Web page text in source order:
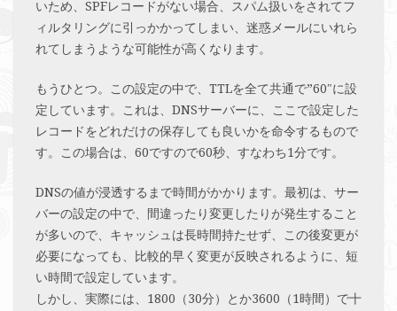
いため、SPFレコードがない場合、スパム扱いをされてフ
ィルタリングに引っかかってしまい、迷惑メールにいれら
れてしまうような可能性が高くなります。
もうひとつ。この設定の中で、TTLを全て共通で”60″に設
定しています。これは、DNSサーバーに、ここで設定した
レコードをどれだけの保存しても良いかを命令するもので
す。この場合は、60ですので60秒、すなわち1分です。
DNSの値が浸透するまで時間がかかります。最初は、サー
バーの設定の中で、間違ったり変更したりが発生すること
が多いので、キャッシュは長時間持たせず、この後変更が
必要になっても、比較的早く変更が反映されるように、短
い時間で設定しています。
しかし、実際には、1800（30分）とか3600（1時間）で十